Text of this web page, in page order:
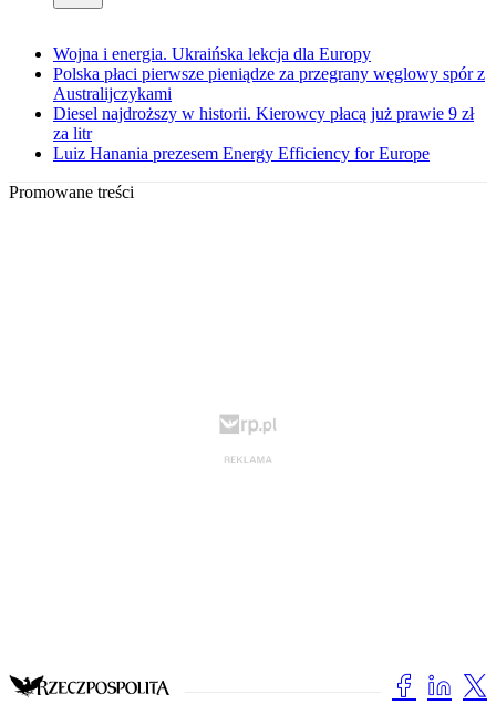
Wojna i energia. Ukraińska lekcja dla Europy
Polska płaci pierwsze pieniądze za przegrany węglowy spór z
Australijczykami
Diesel najdroższy w historii. Kierowcy płacą już prawie 9 zł
za litr
Luiz Hanania prezesem Energy Efficiency for Europe
Promowane treści